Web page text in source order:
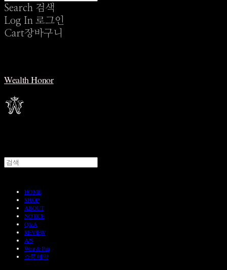
Search 검색
Log In 로그인
Cart장바구니
Wealth Honor
HOME
SHOP
ABOUT
NOTICE
Q&A
REVIEW
A/S
Wear & Pair
쇼룸 예약